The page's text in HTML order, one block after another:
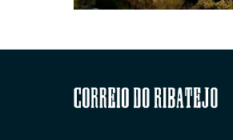
Correio do Ribatejo